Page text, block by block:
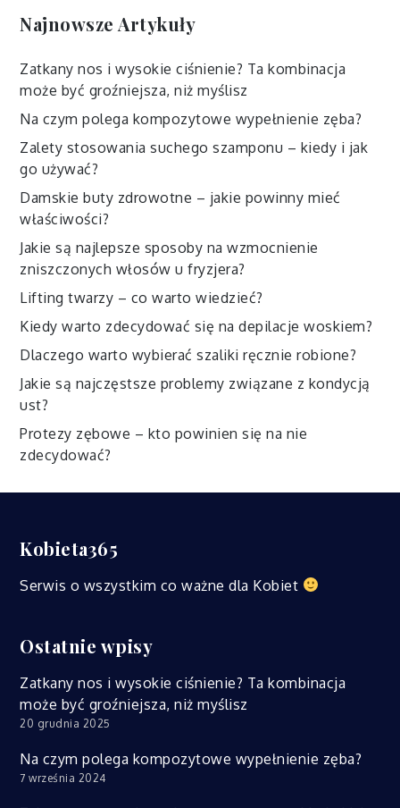
Najnowsze Artykuły
Zatkany nos i wysokie ciśnienie? Ta kombinacja
może być groźniejsza, niż myślisz
Na czym polega kompozytowe wypełnienie zęba?
Zalety stosowania suchego szamponu – kiedy i jak
go używać?
Damskie buty zdrowotne – jakie powinny mieć
właściwości?
Jakie są najlepsze sposoby na wzmocnienie
zniszczonych włosów u fryzjera?
Lifting twarzy – co warto wiedzieć?
Kiedy warto zdecydować się na depilacje woskiem?
Dlaczego warto wybierać szaliki ręcznie robione?
Jakie są najczęstsze problemy związane z kondycją
ust?
Protezy zębowe – kto powinien się na nie
zdecydować?
Kobieta365
Serwis o wszystkim co ważne dla Kobiet
Ostatnie wpisy
Zatkany nos i wysokie ciśnienie? Ta kombinacja
może być groźniejsza, niż myślisz
20 grudnia 2025
Na czym polega kompozytowe wypełnienie zęba?
7 września 2024